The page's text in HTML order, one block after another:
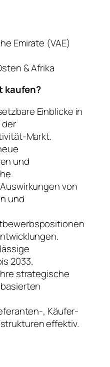
Emirate (VAE)
& Afrika
kaufen?
Einblicke in
Markt.
und
von
und
2033.
strategische
, Käufer-
effektiv.